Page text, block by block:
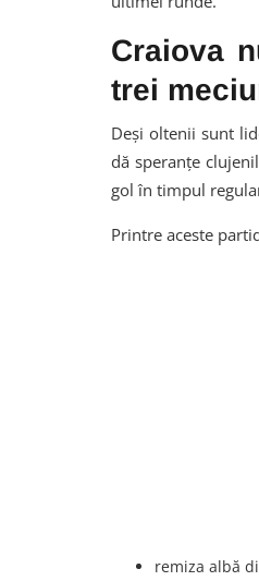
Craiova
trei
Deși oltenii sunt
dă speranțe
gol în timpul
Printre aceste
remiza albă